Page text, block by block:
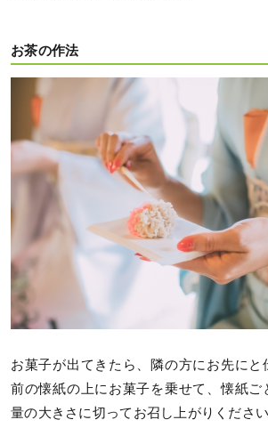
お茶の作法
お菓子が出てきたら、隣の方にお先にと
前の懐紙の上にお菓子を乗せて、懐紙ご
量の大きさに切ってお召し上がりください